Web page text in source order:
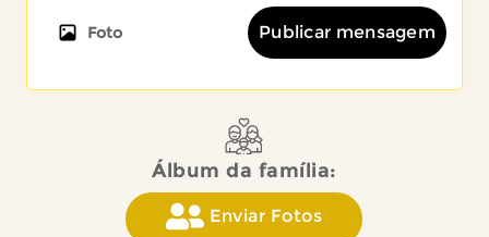
Foto Publicar mensagem
Álbum da família:
Enviar Fotos